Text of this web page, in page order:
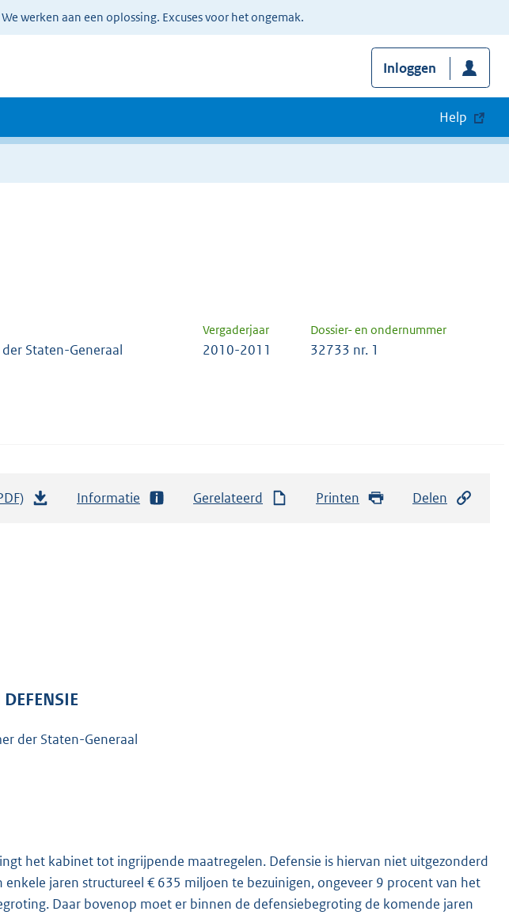
werken aan een oplossing. Excuses voor het ongemak.
Inloggen
Help
Vergaderjaar Dossier- en ondernummer
Staten-Generaal 2010-2011 32733 nr. 1
r
o
6
3
K
Informatie Gerelateerd Printen Delen
der Staten-Generaal
het kabinet tot ingrijpende maatregelen. Defensie is hiervan niet uitgezonderd
jaren structureel € 635 miljoen te bezuinigen, ongeveer 9 procent van het
Daar bovenop moet er binnen de defensiebegroting de komende jaren